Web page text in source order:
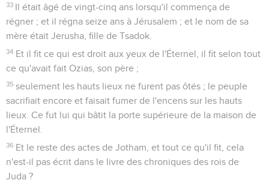
33 Il était âgé de vingt-cinq ans lorsqu'il commença de
régner ; et il régna seize ans à Jérusalem ; et le nom de sa
mère était Jerusha, fille de Tsadok.
34 Et il fit ce qui est droit aux yeux de l'Éternel, il fit selon tout
ce qu'avait fait Ozias, son père ;
35 seulement les hauts lieux ne furent pas ôtés ; le peuple
sacrifiait encore et faisait fumer de l'encens sur les hauts
lieux. Ce fut lui qui bâtit la porte supérieure de la maison de
l'Éternel.
36 Et le reste des actes de Jotham, et tout ce qu'il fit, cela
n'est-il pas écrit dans le livre des chroniques des rois de
Juda ?